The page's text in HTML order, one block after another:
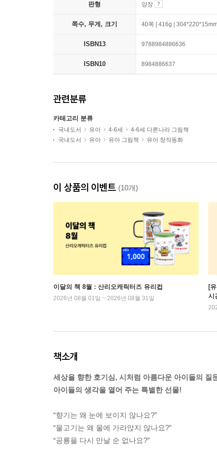
판형 양장
쪽수, 무게, 크기 40쪽 | 416g |
ISBN13 9788984886636
ISBN10 8984886637
관련분류
카테고리 분류
국내도서 유아 4-6세
4-6세 다른나라 그림책
국내도서
유아 유아 그림책 유아 창작동화
이 상품의 이벤트 (10개)
이달의 책 8월 : 산리오캐릭터즈 유리컵
2026년 08월 01일 ~ 2026년 08월 31일
[
시
책소개
세상을 향한 호기심, 시처럼 아름다운 아이들의 질
아이들의 생각을 열어 주는 특별한 선물!
“향기는 왜 눈에 보이지 않나요?”
“물고기는 왜 물에 가라앉지 않나요?”
“공룡을 다시 만날 순 없나요?”